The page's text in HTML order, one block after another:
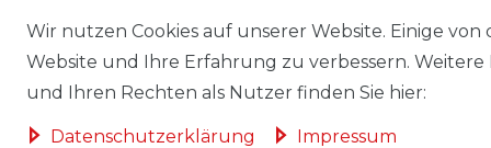
Wir nutzen Cookies auf unserer Website. Einige
Website und Ihre Erfahrung zu verbessern.
und Ihren Rechten als Nutzer finden Sie hier:
Daten­schutz­erklärung Impressum